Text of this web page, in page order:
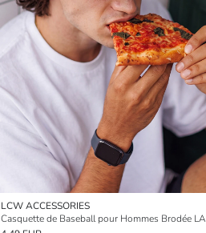
LCW ACCESSORIES
Casquette de Baseball pour Hommes Brodée LA